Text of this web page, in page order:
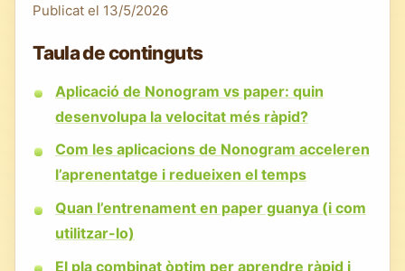
Publicat el 13/5/2026
Taula de continguts
Aplicació de Nonogram vs paper: quin
desenvolupa la velocitat més ràpid?
Com les aplicacions de Nonogram acceleren
l’aprenentatge i redueixen el temps
Quan l’entrenament en paper guanya (i com
utilitzar-lo)
El pla combinat òptim per aprendre ràpid i